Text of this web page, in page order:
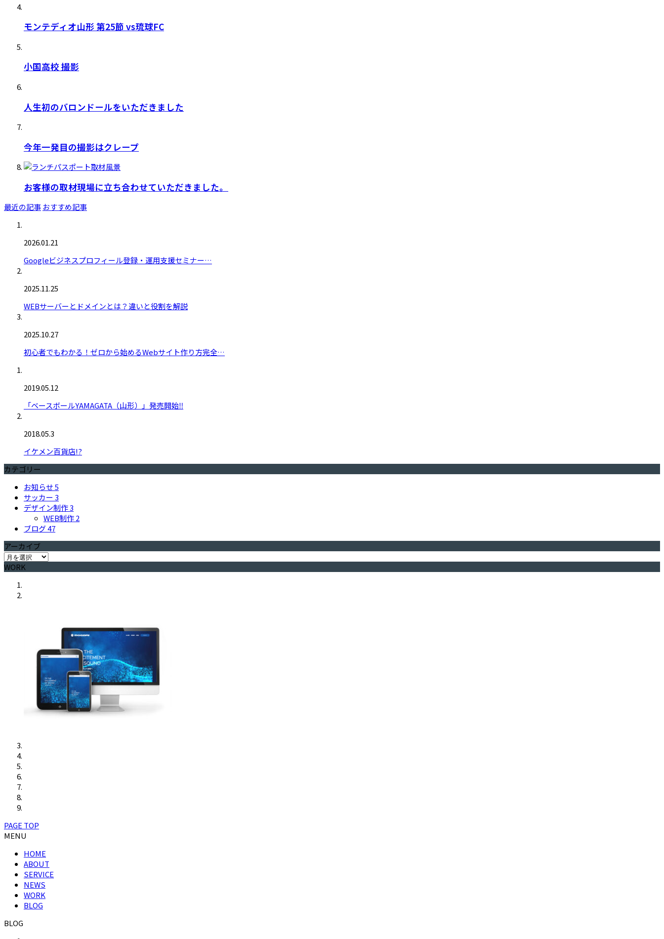
モンテディオ山形 第25節 vs琉球FC
小国高校 撮影
人生初のバロンドールをいただきました
今年一発目の撮影はクレープ
お客様の取材現場に立ち合わせていただきました。
最近の記事 おすすめ記事
2026.01.21
Googleビジネスプロフィール登録・運用支援セミナー…
2025.11.25
WEBサーバーとドメインとは？違いと役割を解説
2025.10.27
初心者でもわかる！ゼロから始めるWebサイト作り方完全…
2019.05.12
「ベースボールYAMAGATA（山形）」発売開始‼️
2018.05.3
イケメン百貨店!?
カテゴリー
お知らせ5
サッカー 3
デザイン制作3
WEB制作2
ブログ47
アーカイブ
ア
ー
WORK
PAGE TOP
MENU
HOME
ABOUT
SERVICE
NEWS
WORK
BLOG
BLOG